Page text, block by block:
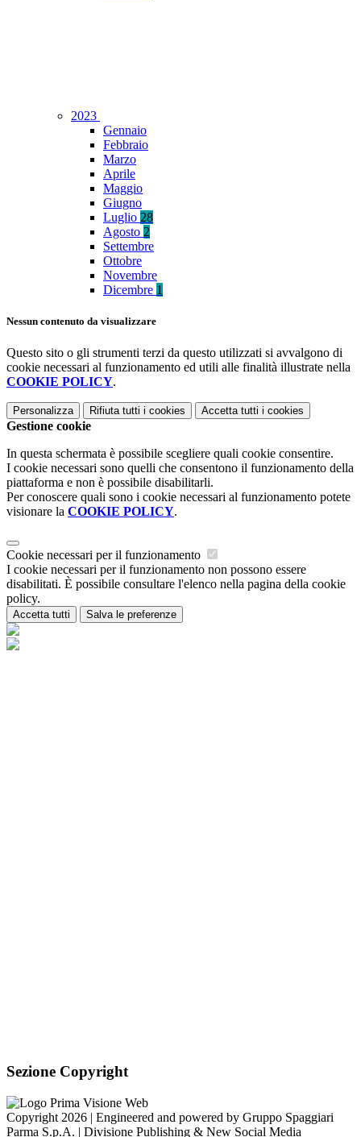
2023
Gennaio
Febbraio
Marzo
Aprile
Maggio
Giugno
Luglio 28
Agosto 2
Settembre
Ottobre
Novembre
Dicembre 1
Nessun contenuto da visualizzare
Questo sito o gli strumenti terzi da questo utilizzati si avvalgono di
cookie necessari al funzionamento ed utili alle finalità illustrate nella
COOKIE POLICY.
Personalizza Rifiuta tutti i cookies Accetta tutti i cookies
Gestione cookie
In questa schermata è possibile scegliere quali cookie consentire.
I cookie necessari sono quelli che consentono il funzionamento della
piattaforma e non è possibile disabilitarli.
Per conoscere quali sono i cookie necessari al funzionamento potete
visionare la COOKIE POLICY.
Cookie necessari per il funzionamento
I cookie necessari per il funzionamento non possono essere
disabilitati. È possibile consultare l'elenco nella pagina della cookie
policy.
Accetta tutti Salva le preferenze
Sezione Copyright
Copyright 2026 | Engineered and powered by Gruppo Spaggiari
Parma S.p.A. | Divisione Publishing & New Social Media